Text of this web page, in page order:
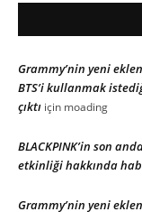
Grammy’nin yeni
BTS’i kullanmak
çıktı için moading
BLACKPINK’in son
etkinliği hakkında
Grammy’nin yeni